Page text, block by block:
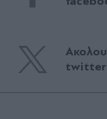
twitter